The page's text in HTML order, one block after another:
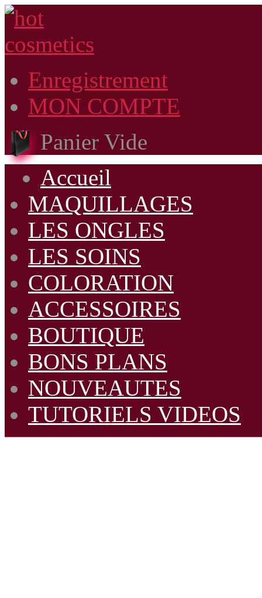
Enregistrement
MON COMPTE
Panier Vide
Accueil
MAQUILLAGES
LES ONGLES
LES SOINS
COLORATION
ACCESSOIRES
BOUTIQUE
BONS PLANS
NOUVEAUTES
TUTORIELS VIDEOS